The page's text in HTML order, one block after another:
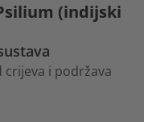
(indijski
i podržava